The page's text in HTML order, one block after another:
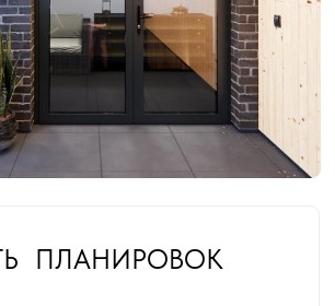
организовать процесс
задержек. Мы
первой консультации до
проекта
или заказываете
предварительное